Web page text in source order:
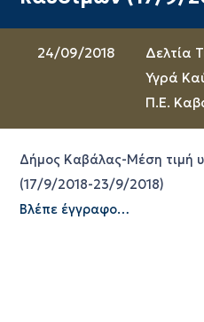
24/09/2018
Δελτία
Υγρά
Π.Ε.
Δήμος Καβάλας-Μέση τιμή
(17/9/2018-23/9/2018)
Βλέπε έγγραφο…